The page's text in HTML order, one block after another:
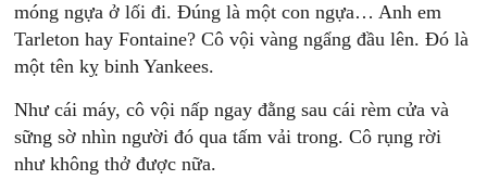
móng ngựa ở lối đi. Ðúng là một con ngựa… Anh em
Tarleton hay Fontaine? Cô vội vàng ngẩng đầu lên. Ðó là
một tên kỵ binh Yankees.
Như cái máy, cô vội nấp ngay đằng sau cái rèm cửa và
sững sờ nhìn người đó qua tấm vải trong. Cô rụng rời
như không thở được nữa.